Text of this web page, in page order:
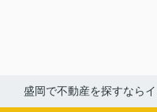
盛岡で不動産を探すなら